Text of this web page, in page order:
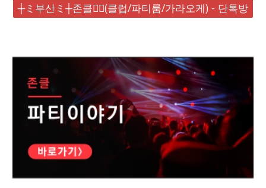
┼ミ부산ミ┼존클❤️‍🔥(클럽/파티룸/가라오케) - 단톡방